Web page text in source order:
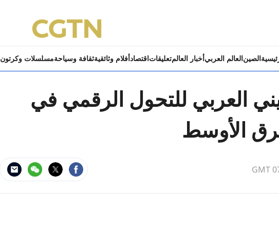
الصين العالم العربي أخبار العالمتعليقات اقتصاد أفلام وثائقيةثقافة وسياحةمسلسلات وكرتون
العربي للتحول الرقمي في
الأوسط
GMT